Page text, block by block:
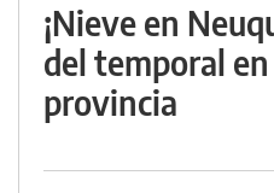
¡Nieve en
del temporal
provincia